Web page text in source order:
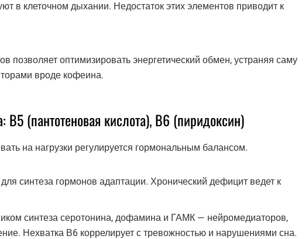
в клеточном дыхании. Недостаток этих элементов приводит к
позволяет оптимизировать энергетический обмен, устраняя саму
вроде кофеина.
В5 (пантотеновая кислота), В6 (пиридоксин)
на нагрузки регулируется гормональным балансом.
синтеза гормонов адаптации. Хронический дефицит ведет к
синтеза серотонина, дофамина и ГАМК — нейромедиаторов,
Нехватка В6 коррелирует с тревожностью и нарушениями сна.